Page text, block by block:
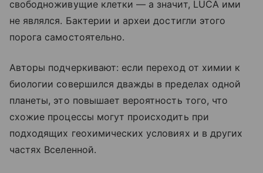
свободноживущие клетки — а значит, LUCA ими
не являлся. Бактерии и археи достигли этого
порога самостоятельно.
Авторы подчеркивают: если переход от химии к
биологии совершился дважды в пределах одной
планеты, это повышает вероятность того, что
схожие процессы могут происходить при
подходящих геохимических условиях и в других
частях Вселенной.